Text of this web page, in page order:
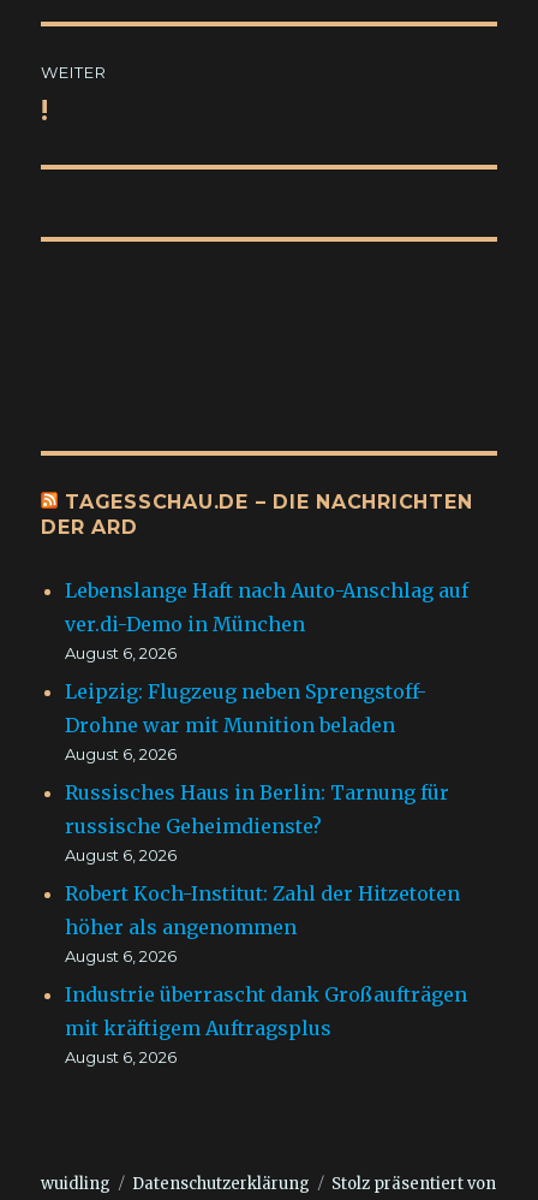
WEITER
Nächster
!
TAGESSCHAU.DE – DIE NACHRICHTEN
DER ARD
Lebenslange Haft nach Auto-Anschlag auf
ver.di-Demo in München
August 6, 2026
Leipzig: Flugzeug neben Sprengstoff-
Drohne war mit Munition beladen
August 6, 2026
Russisches Haus in Berlin: Tarnung für
russische Geheimdienste?
August 6, 2026
Robert Koch-Institut: Zahl der Hitzetoten
höher als angenommen
August 6, 2026
Industrie überrascht dank Großaufträgen
mit kräftigem Auftragsplus
August 6, 2026
wuidling Datenschutzerklärung
Stolz präsentiert von